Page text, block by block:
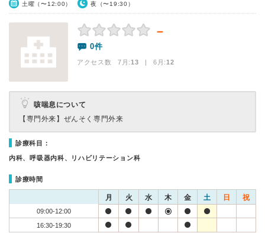
土曜（〜12:00） 夜（〜19:30）
－
0件
アクセス数 7月:13 | 6月:12
咳喘息について
【専門外来】 ぜんそく専門外来
診療科目：
内科、呼吸器内科、リハビリテーション科
診療時間
月 火 水 木 金 土 日 祝
09:00-12:00
16:30-19:30